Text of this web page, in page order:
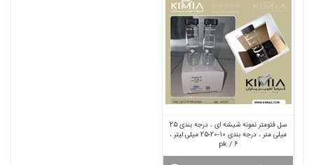
سل فتومتر نمونه شیشه ای ، درجه بندی 25
میلی متر ، درجه بندی 10-20-25 میلی لیتر ،
pk / 6